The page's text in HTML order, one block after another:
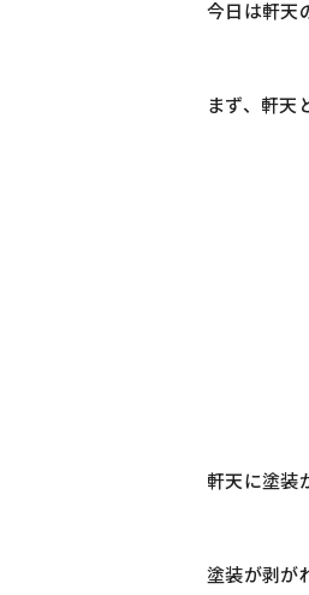
今日は軒天
まず、軒天
軒天に塗装
塗装が剥が